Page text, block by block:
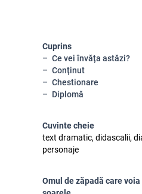
Cuprins
Ce vei învăța astăzi?
Conținut
Chestionare
Diplomă
Cuvinte cheie
text dramatic, didascalii,
personaje
Omul de zăpadă care